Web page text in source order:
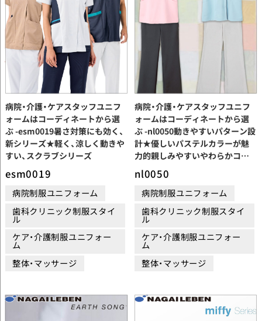
病院・介護・ケアスタッフユニフ
ォームはコーディネートから選
ぶ -esm0019暑さ対策にも効く、
新シリーズ★軽く、涼しく動きや
すい、スクラブシリーズ
esm0019
病院制服ユニフォーム
歯科クリニック制服スタイ
ル
ケア・介護制服ユニフォー
ム
整体・マッサージ
病院・介護・ケアスタッフユニフ
ォームはコーディネートから選
ぶ -nl0050動きやすいパターン設
計★優しいパステルカラーが魅
力的親しみやすいやわらかコー
ディネート
nl0050
病院制服ユニフォーム
歯科クリニック制服スタイ
ル
ケア・介護制服ユニフォー
ム
整体・マッサージ